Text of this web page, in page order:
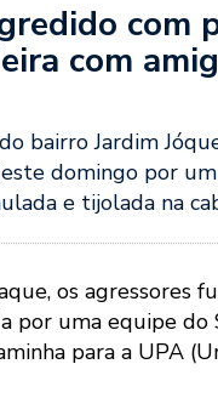
com
com
bairro Jardim
domingo por
e tijolada na
os agressores
por uma equipe
para a UPA